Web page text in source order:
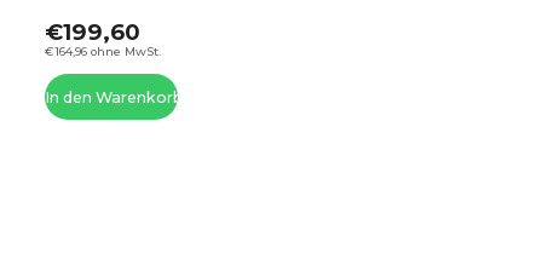
€164,96 ohne MwSt.
€199,60
In den Warenkorb